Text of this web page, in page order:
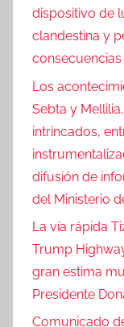
dispositivo de
clandestina y
Los
Sebta y
intrincados,
difusión de
del Ministerio
La vía rápida
Trump
gran estima
Presidente
Comunicado